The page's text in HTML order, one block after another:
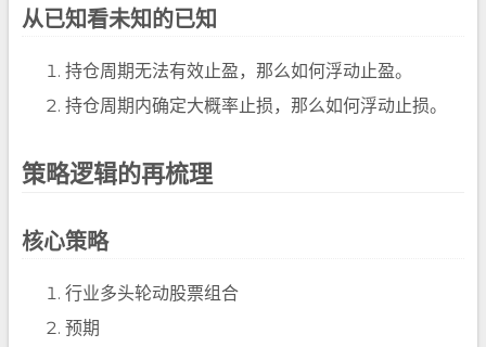
从已知看未知的已知
持仓周期无法有效止盈，那么如何浮动止盈。
持仓周期内确定大概率止损，那么如何浮动止损。
策略逻辑的再梳理
核心策略
行业多头轮动股票组合
预期